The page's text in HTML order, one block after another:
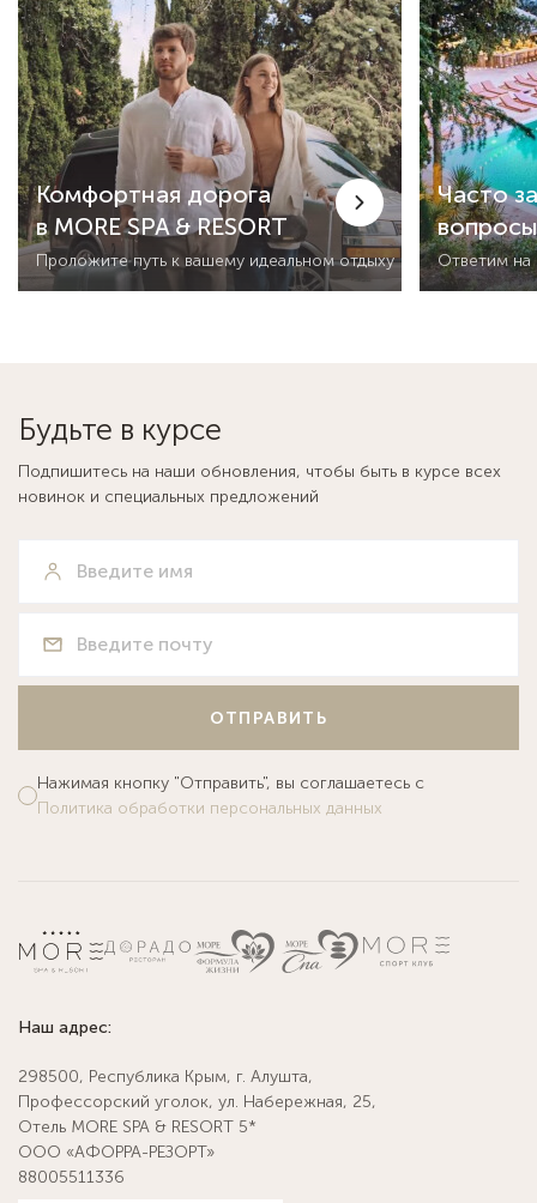
Комфортная дорога
в MORE SPA & RESORT
Проложите путь к вашему идеальном отдыху
Часто
вопросы
Ответим на
Будьте в курсе
Подпишитесь на наши обновления, чтобы быть в курсе всех
новинок и специальных предложений
ОТПРАВИТЬ
Нажимая кнопку "Отправить", вы соглашаетесь с
Политика обработки персональных данных
Наш адрес:
298500, Республика Крым, г. Алушта,
Профессорский уголок, ул. Набережная, 25,
Отель MORE SPA & RESORT 5*
ООО «АФОРРА-РЕЗОРТ»
88005511336